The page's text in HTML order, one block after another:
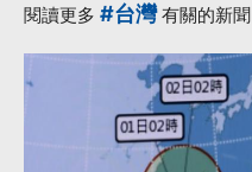
閱讀更多 #台灣有關的新聞